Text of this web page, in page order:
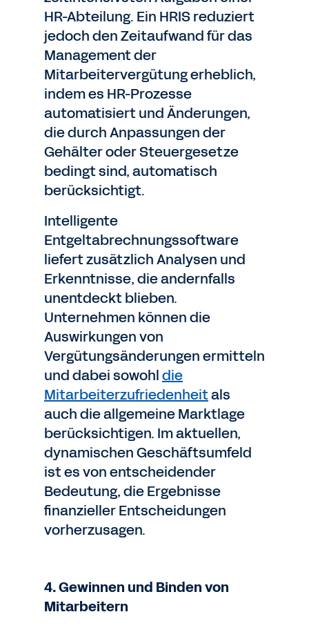
HR-Abteilung. Ein HRIS reduziert
jedoch den Zeitaufwand für das
Management der
Mitarbeitervergütung erheblich,
indem es HR-Prozesse
automatisiert und Änderungen,
die durch Anpassungen der
Gehälter oder Steuergesetze
bedingt sind, automatisch
berücksichtigt.
Intelligente
Entgeltabrechnungssoftware
liefert zusätzlich Analysen und
Erkenntnisse, die andernfalls
unentdeckt blieben.
Unternehmen können die
Auswirkungen von
Vergütungsänderungen ermitteln
und dabei sowohldie
Mitarbeiterzufriedenheitals
auch die allgemeine Marktlage
berücksichtigen. Im aktuellen,
dynamischen Geschäftsumfeld
ist es von entscheidender
Bedeutung, die Ergebnisse
finanzieller Entscheidungen
vorherzusagen.
4. Gewinnen und Binden von
Mitarbeitern